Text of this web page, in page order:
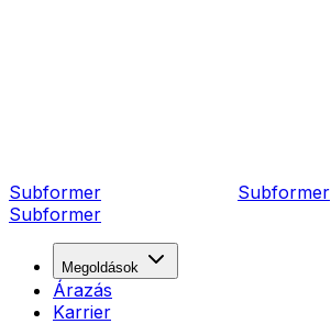
Subformer Subformer
Subformer
Megoldások
Árazás
Karrier